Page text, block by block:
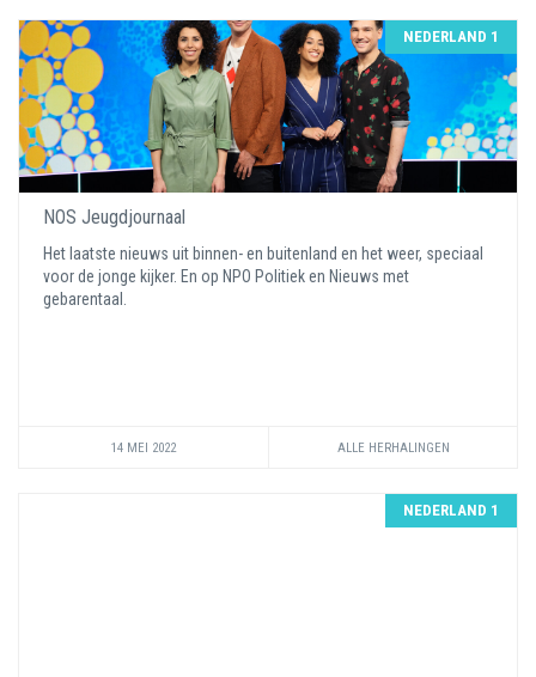
NEDERLAND 1
NOS Jeugdjournaal
Het laatste nieuws uit binnen- en buitenland en het weer, speciaal
voor de jonge kijker. En op NPO Politiek en Nieuws met
gebarentaal.
14 MEI 2022 ALLE HERHALINGEN
NEDERLAND 1